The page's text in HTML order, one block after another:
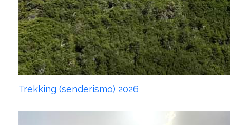
Trekking (senderismo) 2026